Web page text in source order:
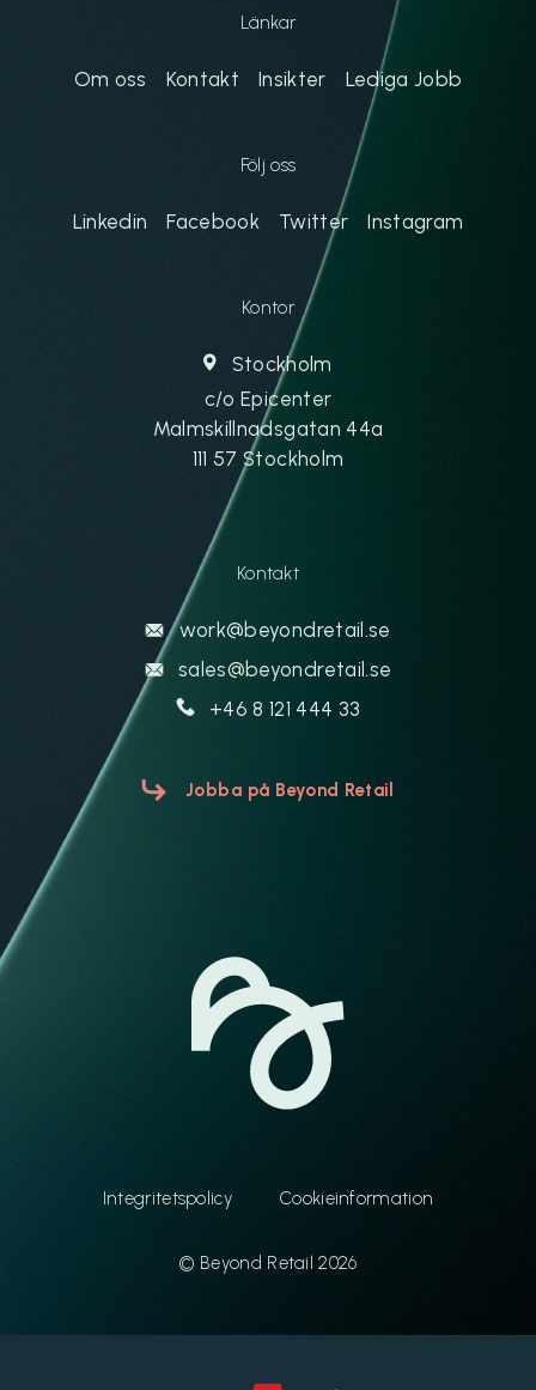
Länkar
Om oss Kontakt Insikter Lediga Jobb
Följ oss
Linkedin Facebook Twitter Instagram
Kontor
Stockholm
c/o Epicenter
Malmskillnadsgatan 44a
111 57 Stockholm
Kontakt
work@beyondretail.se
sales@beyondretail.se
+46 8 121 444 33
Jobba på Beyond Retail
Integritetspolicy Cookieinformation
© Beyond Retail 2026